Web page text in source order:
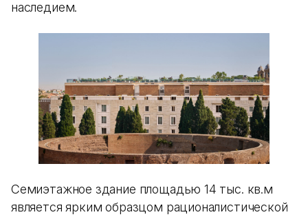
наследием.
Семиэтажное здание площадью 14 тыс. кв.м
является ярким образцом рационалистической